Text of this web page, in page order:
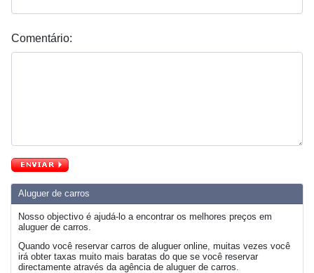
Aluguer de carros
Nosso objectivo é ajudá-lo a encontrar os melhores preços em
aluguer de carros.
Quando você reservar carros de aluguer online, muitas vezes você
irá obter taxas muito mais baratas do que se você reservar
directamente através da agência de aluguer de carros.
Comentário: